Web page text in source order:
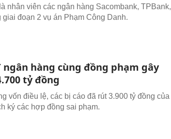
nhân viên các ngân hàng Sacombank, TPBank,
giai đoạn 2 vụ án Phạm Công Danh.
ngân hàng cùng đồng phạm gây
tỷ đồng
vốn điều lệ, các bị cáo đã rút 3.900 tỷ đồng của
ký các hợp đồng sai phạm.